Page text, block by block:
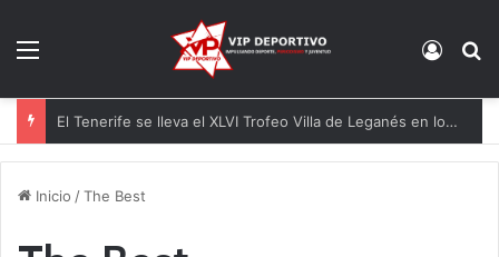
El Tenerife se lleva el XLVI Trofeo Villa de Leganés en los penaltis
Inicio /The Best